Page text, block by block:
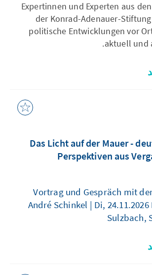
Expertinnen und Experten aus
der Konrad-Adenauer-Stiftung
politische Entwicklungen vor
aktuell und
Das Licht auf der Mauer -
Perspektiven aus
Vortrag und Gespräch mit
André Schinkel | Di, 24.11.2026
Sulzbach,